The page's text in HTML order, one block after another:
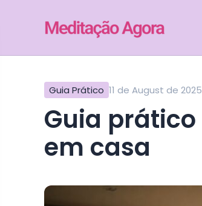
Guia Prático 11 de August de 2025
guia prático para praticar meditação zen
em casa